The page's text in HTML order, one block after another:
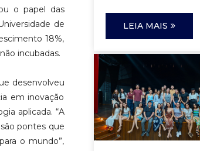
o papel das
de
18%,
incubadas.
desenvolveu
em inovação
aplicada. “A
pontes que
o mundo”,
LEIA MAIS